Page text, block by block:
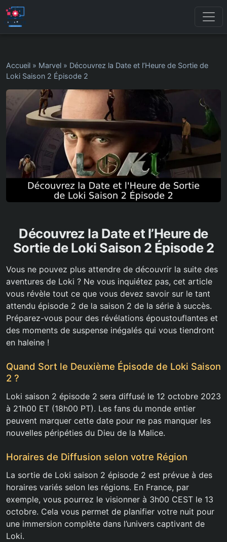
Accueil » Marvel » Découvrez la Date et l’Heure de Sortie de
Loki Saison 2 Épisode 2
Découvrez la Date et l’Heure de
Sortie de Loki Saison 2 Épisode 2
Vous ne pouvez plus attendre de découvrir la suite des
aventures de Loki ? Ne vous inquiétez pas, cet article
vous révèle tout ce que vous devez savoir sur le tant
attendu épisode 2 de la saison 2 de la série à succès.
Préparez-vous pour des révélations époustouflantes et
des moments de suspense inégalés qui vous tiendront
en haleine !
Quand Sort le Deuxième Épisode de Loki Saison
2 ?
Loki saison 2 épisode 2 sera diffusé le 12 octobre 2023
à 21h00 ET (18h00 PT). Les fans du monde entier
peuvent marquer cette date pour ne pas manquer les
nouvelles péripéties du Dieu de la Malice.
Horaires de Diffusion selon votre Région
La sortie de Loki saison 2 épisode 2 est prévue à des
horaires variés selon les régions. En France, par
exemple, vous pourrez le visionner à 3h00 CEST le 13
octobre. Cela vous permet de planifier votre nuit pour
une immersion complète dans l’univers captivant de
Loki.